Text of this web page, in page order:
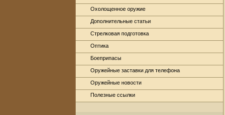
Охолощенное оружие
Дополнительные статьи
Стрелковая подготовка
Оптика
Боеприпасы
Оружейные заставки для телефона
Оружейные новости
Полезные ссылки